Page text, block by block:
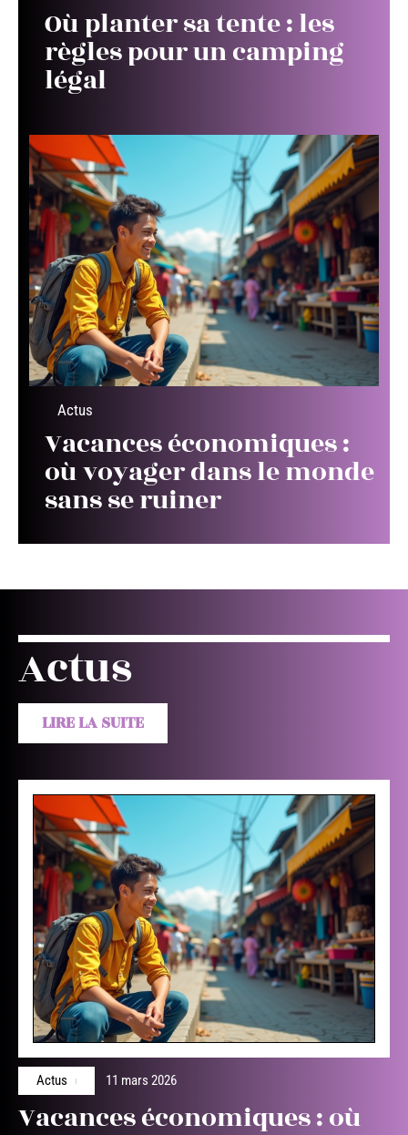
Où planter sa tente : les
règles pour un camping
légal
Actus
Vacances économiques :
où voyager dans le monde
sans se ruiner
Actus
LIRE LA SUITE
Actus 11 mars 2026
Vacances économiques : où